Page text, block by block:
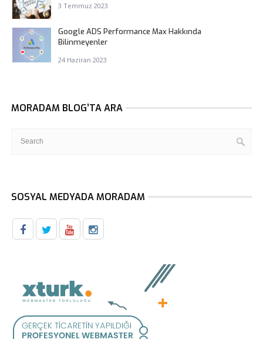
3 Temmuz 2023
Google ADS Performance Max Hakkında
Bilinmeyenler
24 Haziran 2023
MORADAM BLOG’TA ARA
SOSYAL MEDYADA MORADAM